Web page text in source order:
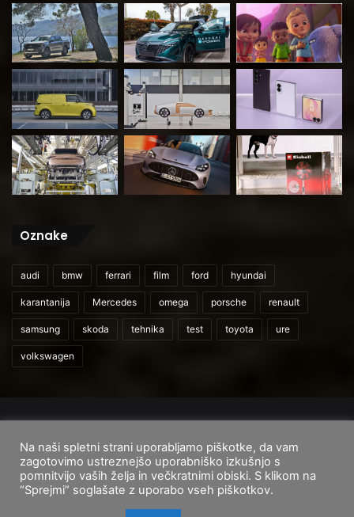
Oznake
audi bmw ferrari film ford hyundai
karantanija Mercedes omega porsche renault
samsung skoda tehnika test toyota ure
volkswagen
Domov
O nas Cenik storitev Pogoji uporabe
FacebookInstagram
TikTok
Na naši spletni strani uporabljamo piškotke, da vam
zagotovimo ustreznejšo uporabniško izkušnjo s
pomnitvijo vaših želja in večkratnimi obiski. S klikom na
“Sprejmi” soglašate z uporabo vseh piškotkov.